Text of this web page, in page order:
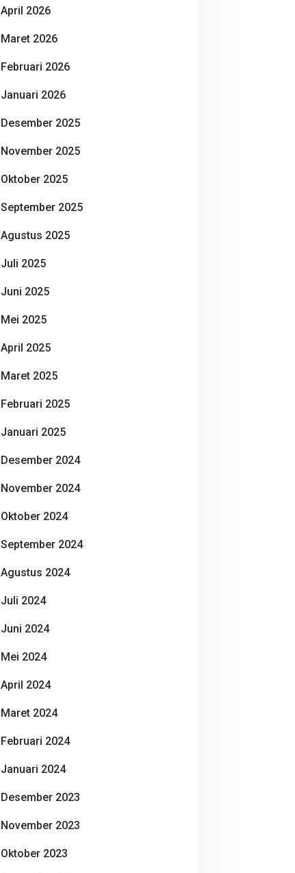
April 2026
Maret 2026
Februari 2026
Januari 2026
Desember 2025
November 2025
Oktober 2025
September 2025
Agustus 2025
Juli 2025
Juni 2025
Mei 2025
April 2025
Maret 2025
Februari 2025
Januari 2025
Desember 2024
November 2024
Oktober 2024
September 2024
Agustus 2024
Juli 2024
Juni 2024
Mei 2024
April 2024
Maret 2024
Februari 2024
Januari 2024
Desember 2023
November 2023
Oktober 2023